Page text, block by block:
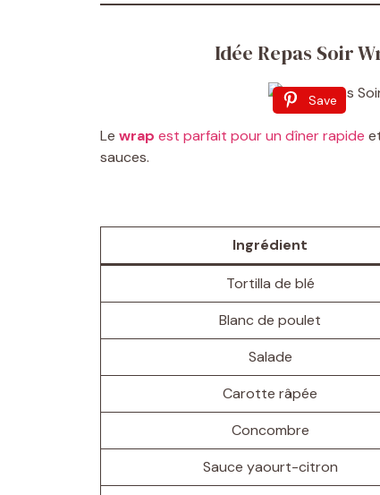
Idée Repas Soir
Save
Le wrap est parfait pour un dîner rapide
sauces.
Ingrédient
Tortilla de blé
Blanc de poulet
Salade
Carotte râpée
Concombre
Sauce yaourt-citron